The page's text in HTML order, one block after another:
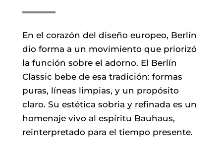
En el corazón del diseño europeo, Berlín
dio forma a un movimiento que priorizó
la función sobre el adorno. El Berlín
Classic bebe de esa tradición: formas
puras, líneas limpias, y un propósito
claro. Su estética sobria y refinada es un
homenaje vivo al espíritu Bauhaus,
reinterpretado para el tiempo presente.